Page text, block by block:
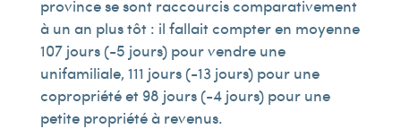
province se sont raccourcis comparativement
à un an plus tôt : il fallait compter en moyenne
107 jours (-5 jours) pour vendre une
unifamiliale, 111 jours (-13 jours) pour une
copropriété et 98 jours (-4 jours) pour une
petite propriété à revenus.